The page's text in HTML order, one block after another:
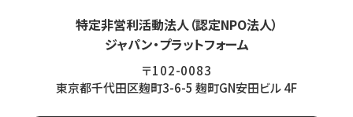
特定非営利活動法人（認定NPO法人）
ジャパン・プラットフォーム
〒102-0083
東京都千代田区麹町3-6-5 麹町GN安田ビル 4F